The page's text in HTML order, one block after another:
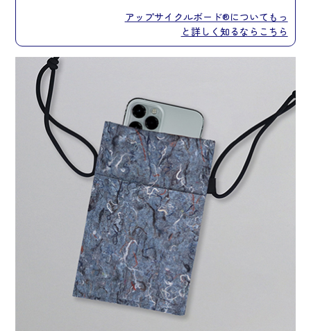
アップサイクルボード®についてもっ
と詳しく知るならこちら